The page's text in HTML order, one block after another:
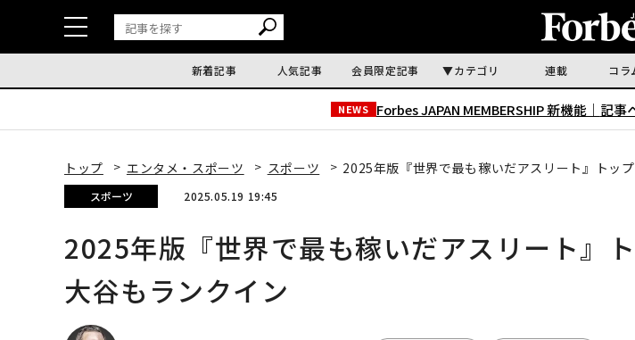
新着記事 人気記事 会員限定記事 カテゴリ 連載 コラ
NEWS Forbes JAPAN MEMBERSHIP 新機能｜ 記事
トップ エンタメ・スポーツ スポーツ 2025年版『世界で最も稼いだアスリート』トッ
スポーツ 2025.05.19 19:45
2025年版『世界で最も稼いだアスリート』ト
大谷もランクイン